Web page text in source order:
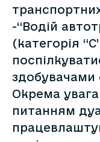
-“Водій
(категорія
здобувачами
Окрема
питанням